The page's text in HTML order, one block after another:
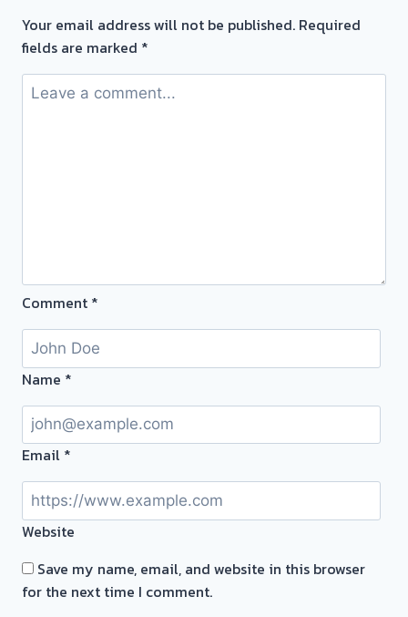
ทุก
ให้
ราคา
แพง!
ตั๋ว
มา
เป็น
เงิน
เรา
ดี
ซื้อ
ตั๋ว
Your email address will not be published. Required
fields are marked *
Comment *
Name *
Email *
Website
Save my name, email, and website in this browser
for the next time I comment.